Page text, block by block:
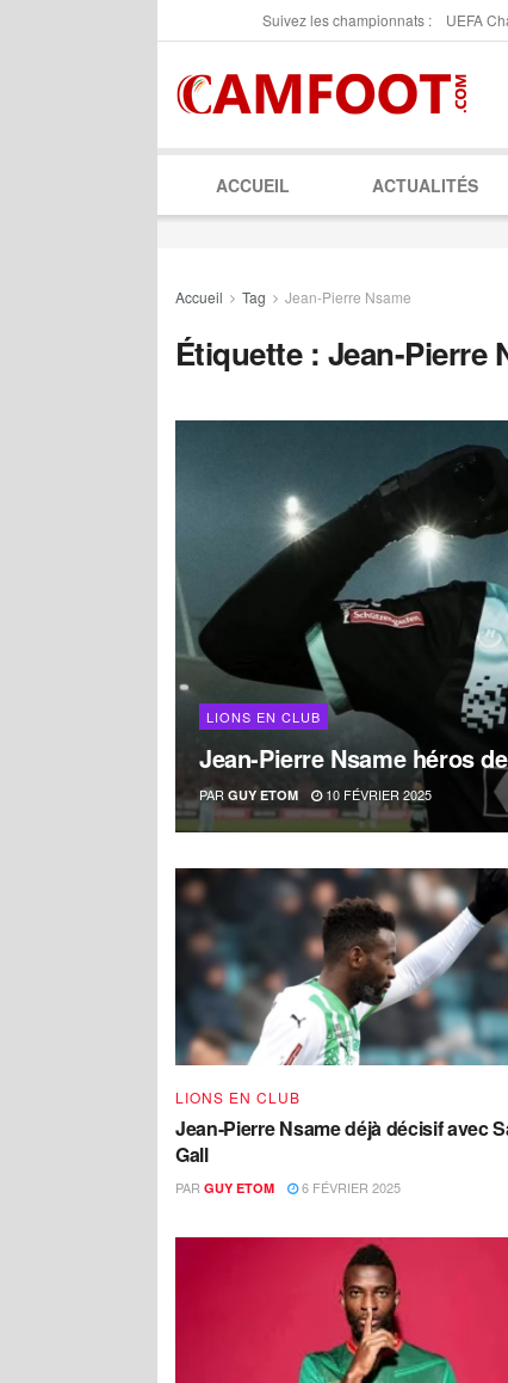
Suivez les championnats : UEFA
ACCUEIL ACTUALITÉS
Accueil Tag Jean-Pierre Nsame
Étiquette : Jean-Pierre
LIONS EN CLUB
Jean-Pierre Nsame héros
PAR GUY ETOM 10 FÉVRIER 2025
LIONS EN CLUB
Jean-Pierre Nsame déjà décisif avec
Gall
PAR GUY ETOM 6 FÉVRIER 2025